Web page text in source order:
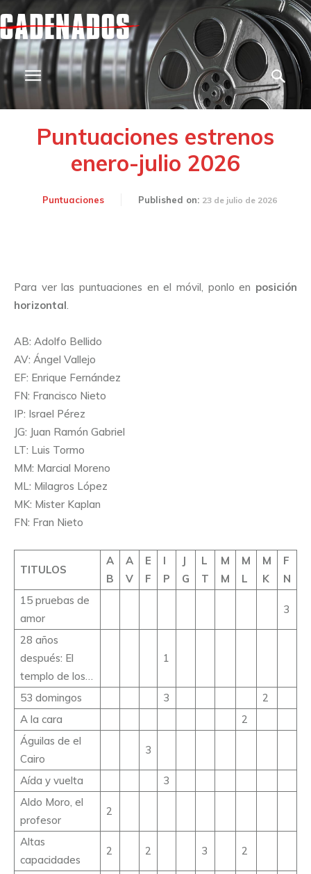
Puntuaciones estrenos
enero-julio 2026
Puntuaciones Published on: 23 de julio de 2026
Para ver las puntuaciones en el móvil, ponlo en posición
horizontal.
AB: Adolfo Bellido
AV: Ángel Vallejo
EF: Enrique Fernández
FN: Francisco Nieto
IP: Israel Pérez
JG: Juan Ramón Gabriel
LT: Luis Tormo
MM: Marcial Moreno
ML: Milagros López
MK: Mister Kaplan
FN: Fran Nieto
TITULOS
A
B
A
V
E
F
I
P
J
G
L
T
M
M
M
L
M
K
F
N
15 pruebas de
amor
3
28 años
después: El
templo de los…
1
53 domingos 3
2
A la cara
2
Águilas de el
Cairo
3
Aída y vuelta
3
Aldo Moro, el
profesor
2
Altas
capacidades
2 2 3 2